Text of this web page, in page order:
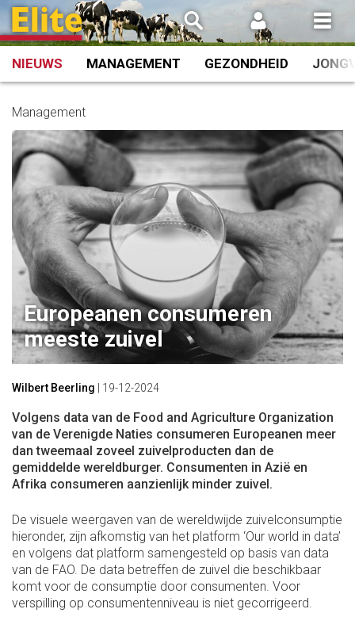
Spring
naar
inhoud
NIEUWS MANAGEMENT GEZONDHEID
Management
Europeanen consumeren
meeste zuivel
Wilbert Beerling 19-12-2024
Volgens data van de Food and Agriculture Organization
van de Verenigde Naties consumeren Europeanen meer
dan tweemaal zoveel zuivelproducten dan de
gemiddelde wereldburger. Consumenten in Azië en
Afrika consumeren aanzienlijk minder zuivel.
De visuele weergaven van de wereldwijde zuivelconsumptie
hieronder, zijn afkomstig van het platform ‘Our world in data’
en volgens dat platform samengesteld op basis van data
van de FAO. De data betreffen de zuivel die beschikbaar
komt voor de consumptie door consumenten. Voor
verspilling op consumentenniveau is niet gecorrigeerd.